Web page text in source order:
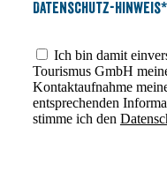
Datenschutz-Hinweis*
Ich bin damit
Tourismus GmbH
Kontaktaufnahme
entsprechenden
stimme ich den